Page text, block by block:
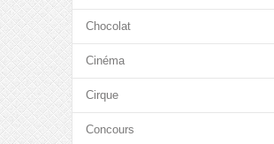
Chocolat
Cinéma
Cirque
Concours